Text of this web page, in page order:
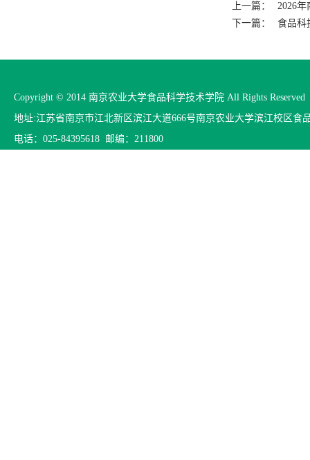
上一篇：
2026
下一篇：
食品科
Copyright © 2014 南京农业大学食品科学技术学院 All Rights Reserved
地址:江苏省南京市江北新区滨江大道666号南京农业大学滨江校区食
电话：025-84395618 邮编：211800